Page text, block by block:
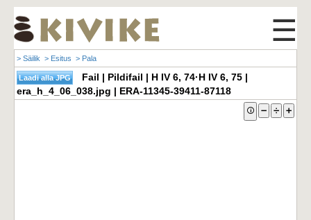
☰
> Säilik > Esitus > Pala
Fail | Pildifail | H IV 6, 74·H IV 6, 75 |
era_h_4_06_038.jpg | ERA-11345-39411-87118